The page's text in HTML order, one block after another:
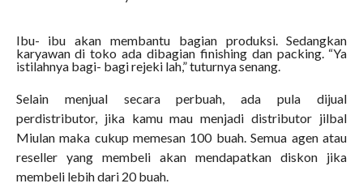
Ibu- ibu akan membantu bagian produksi. Sedangkan
karyawan di toko ada dibagian finishing dan packing. “Ya
istilahnya bagi- bagi rejeki lah,” tuturnya senang.
Selain menjual secara perbuah, ada pula dijual
perdistributor, jika kamu mau menjadi distributor jilbal
Miulan maka cukup memesan 100 buah. Semua agen atau
reseller yang membeli akan mendapatkan diskon jika
membeli lebih dari 20 buah.